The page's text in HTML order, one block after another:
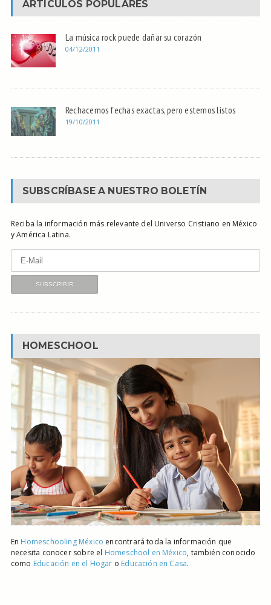
ARTÍCULOS POPULARES
La música rock puede dañar su corazón
04/12/2011
Rechacemos fechas exactas, pero estemos listos
19/10/2011
SUBSCRÍBASE A NUESTRO BOLETÍN
Reciba la información más relevante del Universo Cristiano en México
y América Latina.
HOMESCHOOL
En Homeschooling México encontrará toda la información que
necesita conocer sobre el Homeschool en México, también conocido
como Educación en el Hogar o Educación en Casa.